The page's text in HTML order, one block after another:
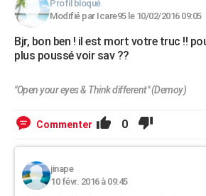
Carte de Noël
Carte Bonne année
Carte Saint-Valentin
Carte Pâques
Carte d'anniversaire
DICTIONNAIRE
Dictionnaire
Biographies
Citations
Expressions
Proverbes
PROGRAMME TV
COPAINS D'AVANT
Bricolage
Lifestyle
Culture
Sport
Auto
Television
Voyage
Cinema
Profil bloqué
Modifié par Icare95 le 10/02/2016 09:05
Bjr, bon ben ! il est mort votre truc !!
plus poussé voir sav ??
"Open your eyes & Think different" (Demoy)
Commenter 0
jinape
10 févr. 2016 à 09:45